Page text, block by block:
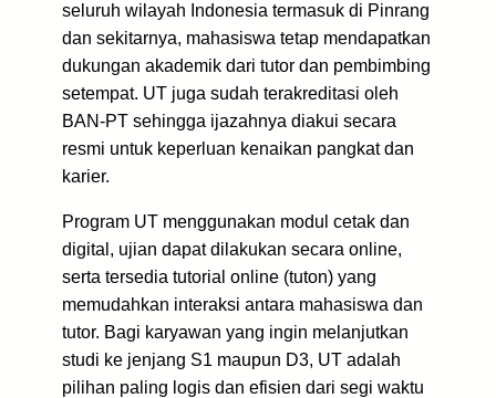
seluruh wilayah Indonesia termasuk di Pinrang
dan sekitarnya, mahasiswa tetap mendapatkan
dukungan akademik dari tutor dan pembimbing
setempat. UT juga sudah terakreditasi oleh
BAN-PT sehingga ijazahnya diakui secara
resmi untuk keperluan kenaikan pangkat dan
karier.
Program UT menggunakan modul cetak dan
digital, ujian dapat dilakukan secara online,
serta tersedia tutorial online (tuton) yang
memudahkan interaksi antara mahasiswa dan
tutor. Bagi karyawan yang ingin melanjutkan
studi ke jenjang S1 maupun D3, UT adalah
pilihan paling logis dan efisien dari segi waktu